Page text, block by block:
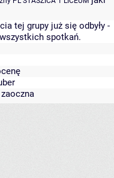
tej grupy już się odbyły -
spotkań.